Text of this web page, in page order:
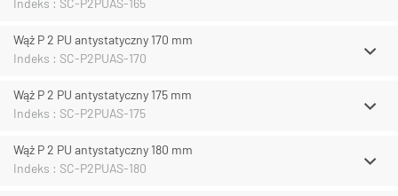
Indeks : SC-P2PUAS-165
Wąż P 2 PU antystatyczny 170 mm
Indeks : SC-P2PUAS-170
Wąż P 2 PU antystatyczny 175 mm
Indeks : SC-P2PUAS-175
Wąż P 2 PU antystatyczny 180 mm
Indeks : SC-P2PUAS-180